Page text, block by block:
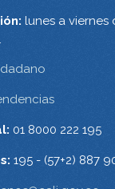
lunes a viernes
01 8000 222 195
195 - (57+2) 887